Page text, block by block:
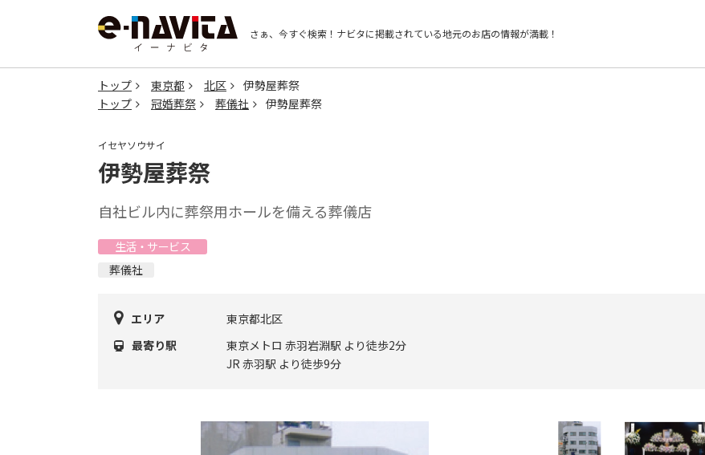
さぁ、今すぐ検索！ ナビタに掲載されている地元のお店の情報が満載！
トップ 東京都 北区
伊勢屋葬祭
トップ
冠婚葬祭 葬儀社 伊勢屋葬祭
イセヤソウサイ
伊勢屋葬祭
自社ビル内に葬祭用ホールを備える葬儀店
生活・サービス
葬儀社
エリア
東京都北区
最寄り駅
東京メトロ 赤羽岩淵駅 より徒歩2分
JR 赤羽駅 より徒歩9分